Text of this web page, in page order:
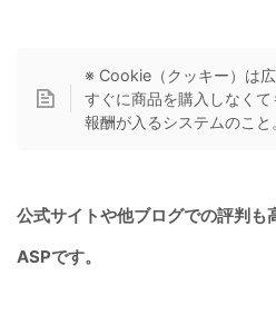
※ Cookie（クッキー）は
すぐに商品を購入しなく
報酬が入るシステムのこと
公式サイトや他ブログでの評判も
ASPです。